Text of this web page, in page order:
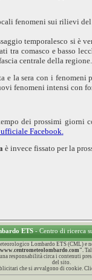
fenomeni sui rilievi
temporalesco si è
tra comasco e basso
centrale della regione.
e la sera con i
fenomeni intensi con
dei prossimi
Facebook.
è invece fissato per la
ETS- Centro di ricerca
Lombardo ETS (CML)
responsabilità circa i contenuti
del sito.
che si avvalgono di cookie.